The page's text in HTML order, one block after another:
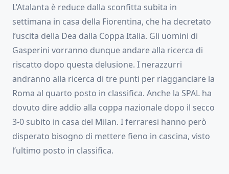
L’Atalanta è reduce dalla sconfitta subita in
settimana in casa della Fiorentina, che ha decretato
l’uscita della Dea dalla Coppa Italia. Gli uomini di
Gasperini vorranno dunque andare alla ricerca di
riscatto dopo questa delusione. I nerazzurri
andranno alla ricerca di tre punti per riagganciare la
Roma al quarto posto in classifica. Anche la SPAL ha
dovuto dire addio alla coppa nazionale dopo il secco
3-0 subito in casa del Milan. I ferraresi hanno però
disperato bisogno di mettere fieno in cascina, visto
l’ultimo posto in classifica.